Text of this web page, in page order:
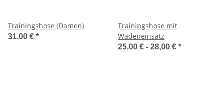
Trainingshose (Damen)
31,00 € *
Trainingshose mit
Wadeneinsatz
25,00 € - 28,00 € *